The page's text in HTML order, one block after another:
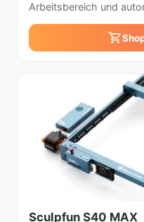
Arbeitsbereich und
Sculpfun S40 MAX